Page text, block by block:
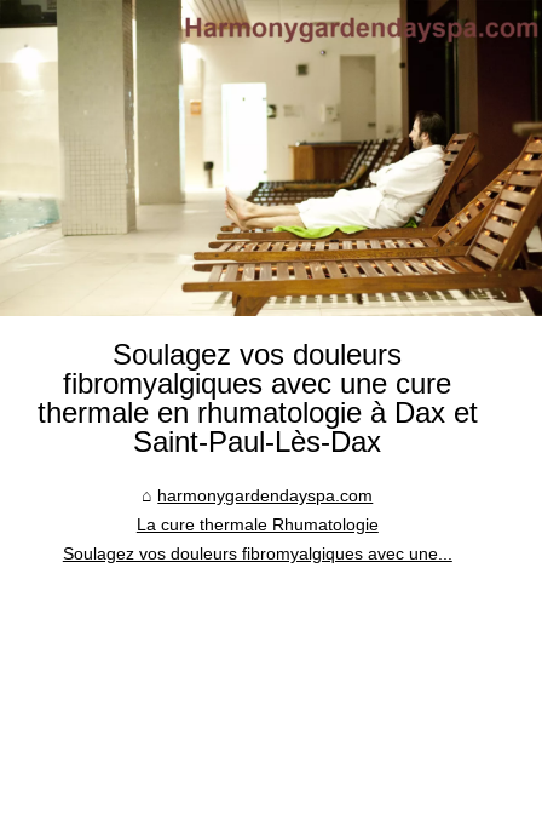
Soulagez vos douleurs
fibromyalgiques avec une cure
thermale en rhumatologie à Dax et
Saint-Paul-Lès-Dax
harmonygardendayspa.com
La cure thermale Rhumatologie
Soulagez vos douleurs fibromyalgiques avec une...